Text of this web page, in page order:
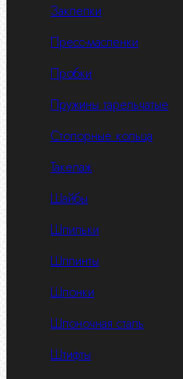
Заклепки
Пресс-масленки
Пробки
Пружины тарельчатые
Стопорные кольца
Такелаж
Шайбы
Шпильки
Шплинты
Шпонки
Шпоночная сталь
Штифты